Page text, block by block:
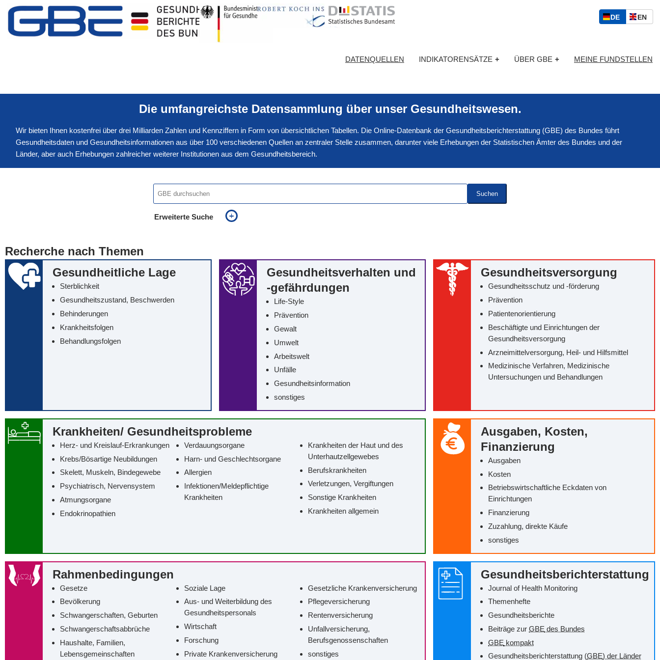
S
p
c
h
l
DED
S
ENE
I
H
DATENQUELLEN INDIKATORENSÄTZE + ÜBER GBE + MEINE FUNDSTELLEN
Die umfangreichste Datensammlung über unser Gesundheitswesen.
Wir bieten Ihnen kostenfrei über drei Milliarden Zahlen und Kennziffern in Form von übersichtlichen Tabellen. Die Online-Datenbank der Gesundheitsberichterstattung (GBE) des Bundes führt
Gesundheitsdaten und Gesundheitsinformationen aus über 100 verschiedenen Quellen an zentraler Stelle zusammen, darunter viele Erhebungen der Statistischen Ämter des Bundes und der
Länder, aber auch Erhebungen zahlreicher weiterer Institutionen aus dem Gesundheitsbereich.
Suchen
Erweiterte Suche
Recherche nach Themen
Gesundheitliche Lage
Sterblichkeit
Gesundheitszustand, Beschwerden
Behinderungen
Krankheitsfolgen
Behandlungsfolgen
Gesundheitsverhalten und
-gefährdungen
Life-Style
Prävention
Gewalt
Umwelt
Arbeitswelt
Unfälle
Gesundheitsinformation
sonstiges
Gesundheitsversorgung
Gesundheitsschutz und -förderung
Prävention
Patientenorientierung
Beschäftigte und Einrichtungen der
Gesundheitsversorgung
Arzneimittelversorgung, Heil- und Hilfsmittel
Medizinische Verfahren, Medizinische
Untersuchungen und Behandlungen
Krankheiten/‌ Gesundheitsprobleme
Herz- und Kreislauf-Erkrankungen
Krebs/‌Bösartige Neubildungen
Skelett, Muskeln, Bindegewebe
Psychiatrisch, Nervensystem
Atmungsorgane
Endokrinopathien
Verdauungsorgane
Harn- und Geschlechtsorgane
Allergien
Infektionen/‌Meldepflichtige
Krankheiten
Krankheiten der Haut und des
Unterhautzellgewebes
Berufskrankheiten
Verletzungen, Vergiftungen
Sonstige Krankheiten
Krankheiten allgemein
Ausgaben, Kosten,
Finanzierung
Ausgaben
Kosten
Betriebswirtschaftliche Eckdaten von
Einrichtungen
Finanzierung
Zuzahlung, direkte Käufe
sonstiges
Rahmenbedingungen
Gesetze
Bevölkerung
Schwangerschaften, Geburten
Schwangerschaftsabbrüche
Haushalte, Familien,
Lebensgemeinschaften
Soziale Lage
Aus- und Weiterbildung des
Gesundheitspersonals
Wirtschaft
Forschung
Private Krankenversicherung
Gesetzliche Krankenversicherung
Pflegeversicherung
Rentenversicherung
Unfallversicherung,
Berufsgenossenschaften
sonstiges
Gesundheitsberichterstattung
Journal of Health Monitoring
Themenhefte
Gesundheitsberichte
Beiträge zur GBE des Bundes
GBE kompakt
Gesundheitsberichterstattung (GBE) der Länder